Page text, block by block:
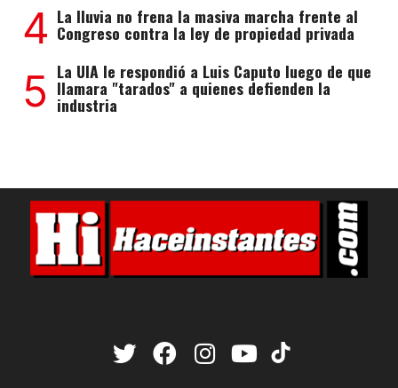
4 La lluvia no frena la masiva marcha frente al
Congreso contra la ley de propiedad privada
5 La UIA le respondió a Luis Caputo luego de que
llamara "tarados" a quienes defienden la
industria